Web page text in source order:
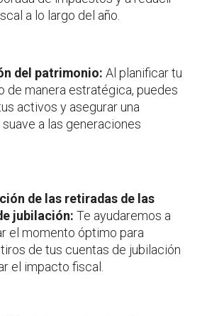
a lo largo del año.
del patrimonio: Al planificar tu
de manera estratégica, puedes
activos y asegurar una
a las generaciones
de las retiradas de las
jubilación: Te ayudaremos a
el momento óptimo para
de tus cuentas de jubilación
el impacto fiscal.